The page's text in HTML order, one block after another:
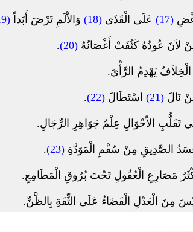
(17) عَلَى الْقَذَى (18) وَالاَْلَمِ تَرْضَ أَبَداً (19)
لاَنَ عُودُهُ كَثُفَتْ أَغْصَانُهُ (20)
.
يَهْدِمُ الرَّأْيَ.
نَالَ (21) اسْتَطَالَ (22)
.
تَقَلُّبِ الاَْحْوَالِ عِلْمُ جَوَاهِرِ الرِّجَالِ.
الصَّدِيقِ مِنْ سُقْمِ الْمَوَدَّةِ (23)
.
مَصَارِعِ الْعُقُولِ تَحْتَ بُرُوقِ الْمَطَامِعِ.
مِنَ الْعَدْلِ الْقَضَاءُ عَلَى الثِّقَةِ بِالظَّنِّ.